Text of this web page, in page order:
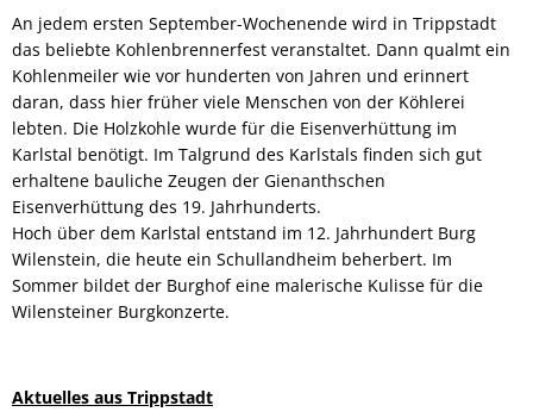
An jedem ersten September-Wochenende wird in Trippstadt
das beliebte Kohlenbrennerfest veranstaltet. Dann qualmt ein
Kohlenmeiler wie vor hunderten von Jahren und erinnert
daran, dass hier früher viele Menschen von der Köhlerei
lebten. Die Holzkohle wurde für die Eisenverhüttung im
Karlstal benötigt. Im Talgrund des Karlstals finden sich gut
erhaltene bauliche Zeugen der Gienanthschen
Eisenverhüttung des 19. Jahrhunderts.
Hoch über dem Karlstal entstand im 12. Jahrhundert Burg
Wilenstein, die heute ein Schullandheim beherbert. Im
Sommer bildet der Burghof eine malerische Kulisse für die
Wilensteiner Burgkonzerte.
Aktuelles aus Trippstadt